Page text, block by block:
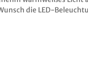
die LED-